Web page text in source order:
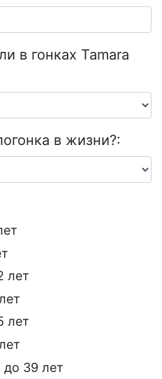
в гонках Tamara
в жизни?:
лет
лет
39 лет